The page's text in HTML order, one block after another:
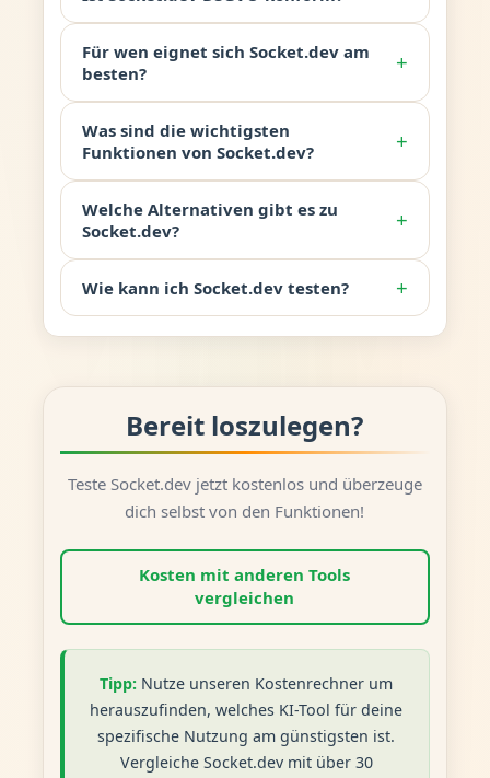
Für wen eignet sich Socket.dev am
besten?
+
Was sind die wichtigsten
Funktionen von Socket.dev?
+
Welche Alternativen gibt es zu
Socket.dev?
+
Wie kann ich Socket.dev testen? +
Bereit loszulegen?
Teste Socket.dev jetzt kostenlos und überzeuge
dich selbst von den Funktionen!
Kosten mit anderen Tools
vergleichen
Tipp: Nutze unseren Kostenrechner um
herauszufinden, welches KI-Tool für deine
spezifische Nutzung am günstigsten ist.
Vergleiche Socket.dev mit über 30